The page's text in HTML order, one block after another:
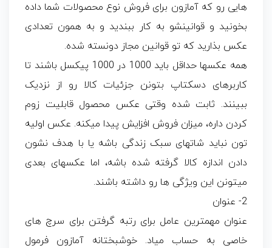
هایی رو که آمازون برای فروش نوع محصولات شما داده
بخونید و قوانینشو به کار ببندید و به همون تعدادی
عکس بذارید که تو قوانین مجاز دونسته شده.
همه عکسها حداقل باید 1000 در 1000 پیکسل باشند تا
کاربرهای دسکتاپ بتونن جزئیات کالا رو از نزدیک
ببینند. ثابت شده وقتی عکس محصول قابلیت زوم
کردن داره، میزان فروش افزایش پیدا میکنه. عکس اولیه
تون نباید شاتهای سبک زندگی باشه یا با هدف نشون
دادن اندازه کالا گرفته شده باشه، اما عکسهای بعدی
میتونن این ویژگی ها رو داشته باشند.
2- عنوان
عنوان مهمترین عامل برای رتبه گرفتن برای سرچ های
خاصی به حساب میاد. خوشبختانه آمازون فرمول